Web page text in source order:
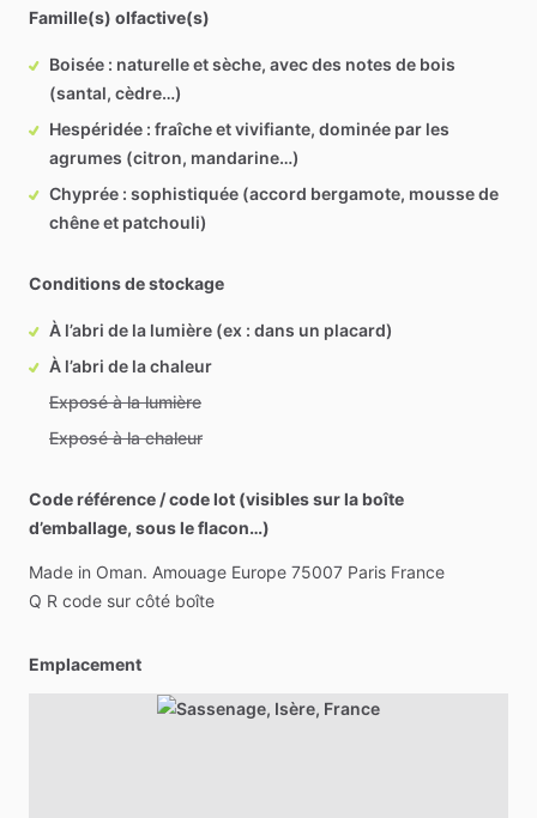
Famille(s) olfactive(s)
Boisée : naturelle et sèche, avec des notes de bois
(santal, cèdre…)
Hespéridée : fraîche et vivifiante, dominée par les
agrumes (citron, mandarine…)
Chyprée : sophistiquée (accord bergamote, mousse de
chêne et patchouli)
Conditions de stockage
À l’abri de la lumière (ex : dans un placard)
À l’abri de la chaleur
Exposé à la lumière
Exposé à la chaleur
Code référence / code lot (visibles sur la boîte
d’emballage, sous le flacon…)
Made in Oman. Amouage Europe 75007 Paris France
Q R code sur côté boîte
Emplacement